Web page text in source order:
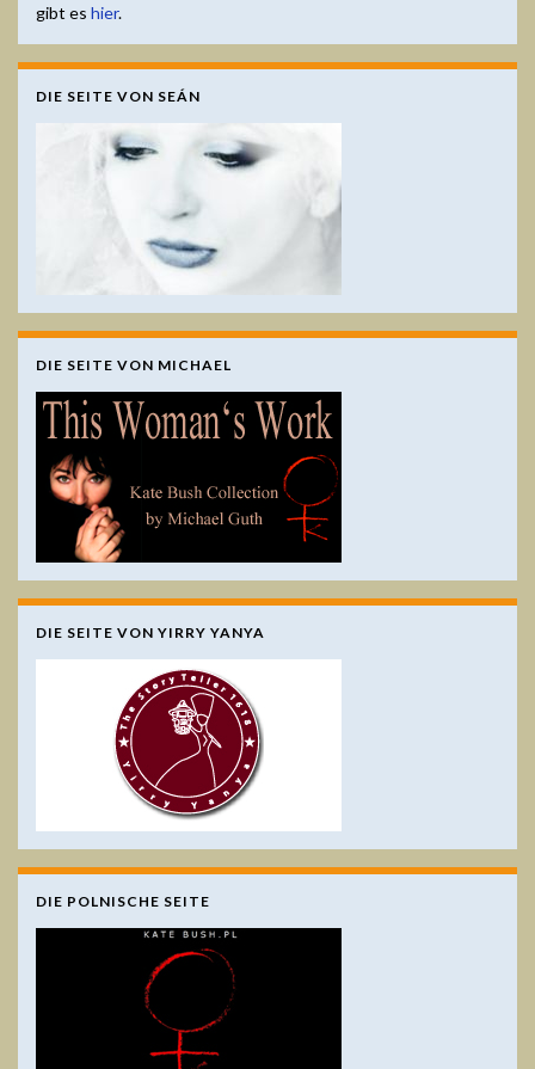
gibt es hier.
DIE SEITE VON SEÁN
DIE SEITE VON MICHAEL
DIE SEITE VON YIRRY YANYA
DIE POLNISCHE SEITE